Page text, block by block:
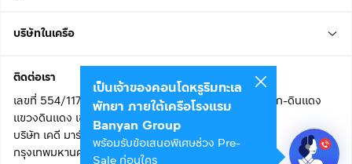
บริษัทในเครือ
ติดต่อเรา
เลขที่ 554/117 อาคารสกายไนน์ เซ็นเตอร์ ชั้น 22 ถนนอโศก-ดินแดง
แขวงดินแดง เขตดินแดง
บริษัท เคดี มาร์เก็ตเพลส จำกัด (สำนักงานใหญ่)
กรุงเทพมหานคร 10400
เป็นเจ้าของคอนโดหรูริมทะเล
พัทยา ภายใต้เครือโรงแรม
Banyan Group
พร้อมรับข้อเสนอพิเศษช่วง Pre-
Sale ก่อนใคร